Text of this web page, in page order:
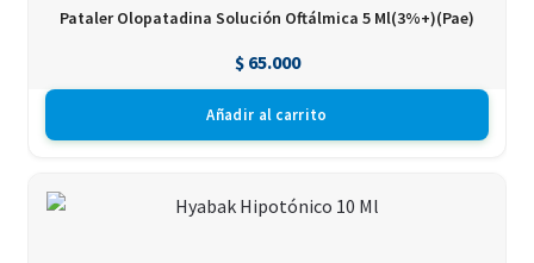
Pataler Olopatadina Solución Oftálmica 5 Ml(3%+)(Pae)
$65.000
Añadir al carrito